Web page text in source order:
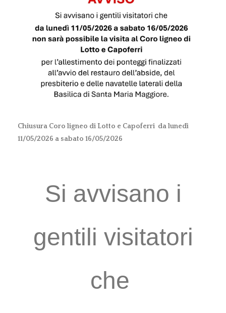
Chiusura Coro ligneo di Lotto e Capoferri da lunedì
11/05/2026 a sabato 16/05/2026
Si avvisano i
gentili visitatori
che